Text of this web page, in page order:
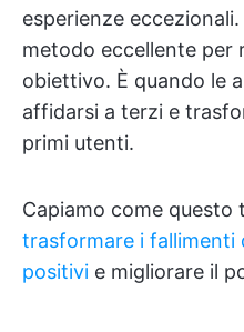
esperienze
metodo eccellente per
obiettivo. È quando le
affidarsi a terzi e
primi utenti.
Capiamo come questo
trasformare i fallimenti
positivi e migliorare il